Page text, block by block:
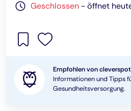
Geschlossen -öffnet
Empfohlen von
Informationen und Tipps
Gesundheitsversorgung.